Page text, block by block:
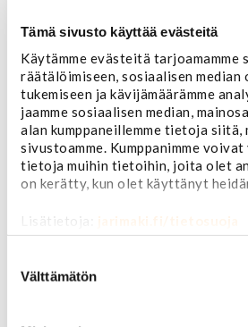
Tämä sivusto käyttää evästeitä
Käytämme evästeitä tarjoamamme
räätälöimiseen, sosiaalisen median
tukemiseen ja kävijämäärämme
jaamme sosiaalisen median,
alan kumppaneillemme tietoja
sivustoamme. Kumppanimme
tietoja muihin tietoihin, joita olet
on kerätty, kun olet käyttänyt
Lisätietoja: jarimaki.fi/tietosuoja
valinta
Välttämätön
AC Delco
Muut
AC Delco
Motorcraft
Mopar
Muut
Ilmansuodattimet
AC Delco